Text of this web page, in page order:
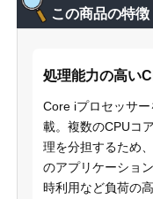
この商品の特徴
処理能力の高い
Core iプロセッサー
載。複数のCPUコ
理を分担するため
のアプリケーショ
時利用など負荷の